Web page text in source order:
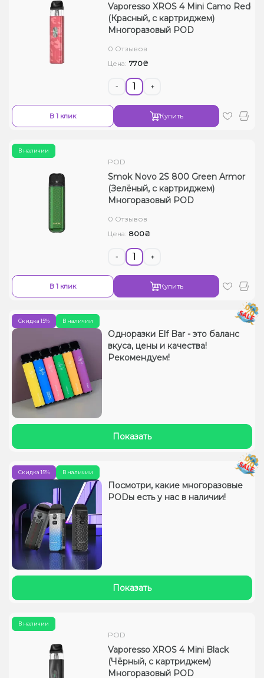
Vaporesso XROS 4 Mini Camo Red
(Красный, с картриджем)
Многоразовый POD
0 Отзывов
Цена: 770₴
- +
В 1 клик Купить
В наличии
POD
Smok Novo 2S 800 Green Armor
(Зелёный, с картриджем)
Многоразовый POD
0 Отзывов
Цена: 800₴
- +
В 1 клик Купить
В наличии
Скидка 15%
Одноразки Elf Bar - это баланс
вкуса, цены и качества!
Рекомендуем!
Показать
В наличии
Скидка 15%
Посмотри, какие многоразовые
PODы есть у нас в наличии!
Показать
В наличии
POD
Vaporesso XROS 4 Mini Black
(Чёрный, с картриджем)
Многоразовый POD